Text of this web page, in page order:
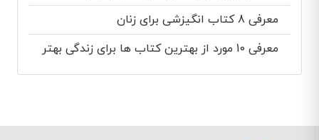
معرفی 8 کتاب انگیزشی برای زنان
معرفی 10 مورد از بهترین کتاب ها برای زندگی بهتر